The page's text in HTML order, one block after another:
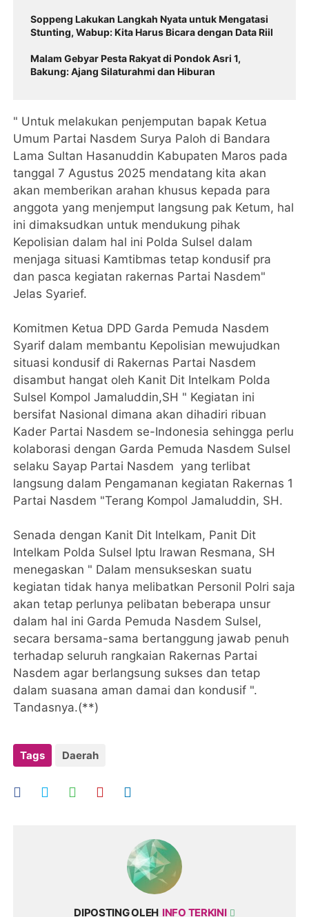
Soppeng Lakukan Langkah Nyata untuk Mengatasi
Stunting, Wabup: Kita Harus Bicara dengan Data Riil
Malam Gebyar Pesta Rakyat di Pondok Asri 1,
Bakung: Ajang Silaturahmi dan Hiburan
" Untuk melakukan penjemputan bapak Ketua
Umum Partai Nasdem Surya Paloh di Bandara
Lama Sultan Hasanuddin Kabupaten Maros pada
tanggal 7 Agustus 2025 mendatang kita akan
akan memberikan arahan khusus kepada para
anggota yang menjemput langsung pak Ketum, hal
ini dimaksudkan untuk mendukung pihak
Kepolisian dalam hal ini Polda Sulsel dalam
menjaga situasi Kamtibmas tetap kondusif pra
dan pasca kegiatan rakernas Partai Nasdem"
Jelas Syarief.
Komitmen Ketua DPD Garda Pemuda Nasdem
Syarif dalam membantu Kepolisian mewujudkan
situasi kondusif di Rakernas Partai Nasdem
disambut hangat oleh Kanit Dit Intelkam Polda
Sulsel Kompol Jamaluddin,SH " Kegiatan ini
bersifat Nasional dimana akan dihadiri ribuan
Kader Partai Nasdem se-Indonesia sehingga perlu
kolaborasi dengan Garda Pemuda Nasdem Sulsel
selaku Sayap Partai Nasdem yang terlibat
langsung dalam Pengamanan kegiatan Rakernas 1
Partai Nasdem "Terang Kompol Jamaluddin, SH.
Senada dengan Kanit Dit Intelkam, Panit Dit
Intelkam Polda Sulsel Iptu Irawan Resmana, SH
menegaskan " Dalam mensukseskan suatu
kegiatan tidak hanya melibatkan Personil Polri saja
akan tetap perlunya pelibatan beberapa unsur
dalam hal ini Garda Pemuda Nasdem Sulsel,
secara bersama-sama bertanggung jawab penuh
terhadap seluruh rangkaian Rakernas Partai
Nasdem agar berlangsung sukses dan tetap
dalam suasana aman damai dan kondusif ".
Tandasnya.(**)
Tags Daerah
DIPOSTING OLEH INFO TERKINI